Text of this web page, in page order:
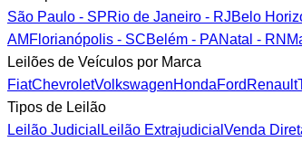
São Paulo - SPRio de Janeiro - RJBelo
AM Florianópolis - SCBelém - PANatal - RN
Leilões de Veículos por Marca
FiatChevroletVolkswagenHondaFord Renault
Tipos de Leilão
Leilão Judicial Leilão Extrajudicial Venda